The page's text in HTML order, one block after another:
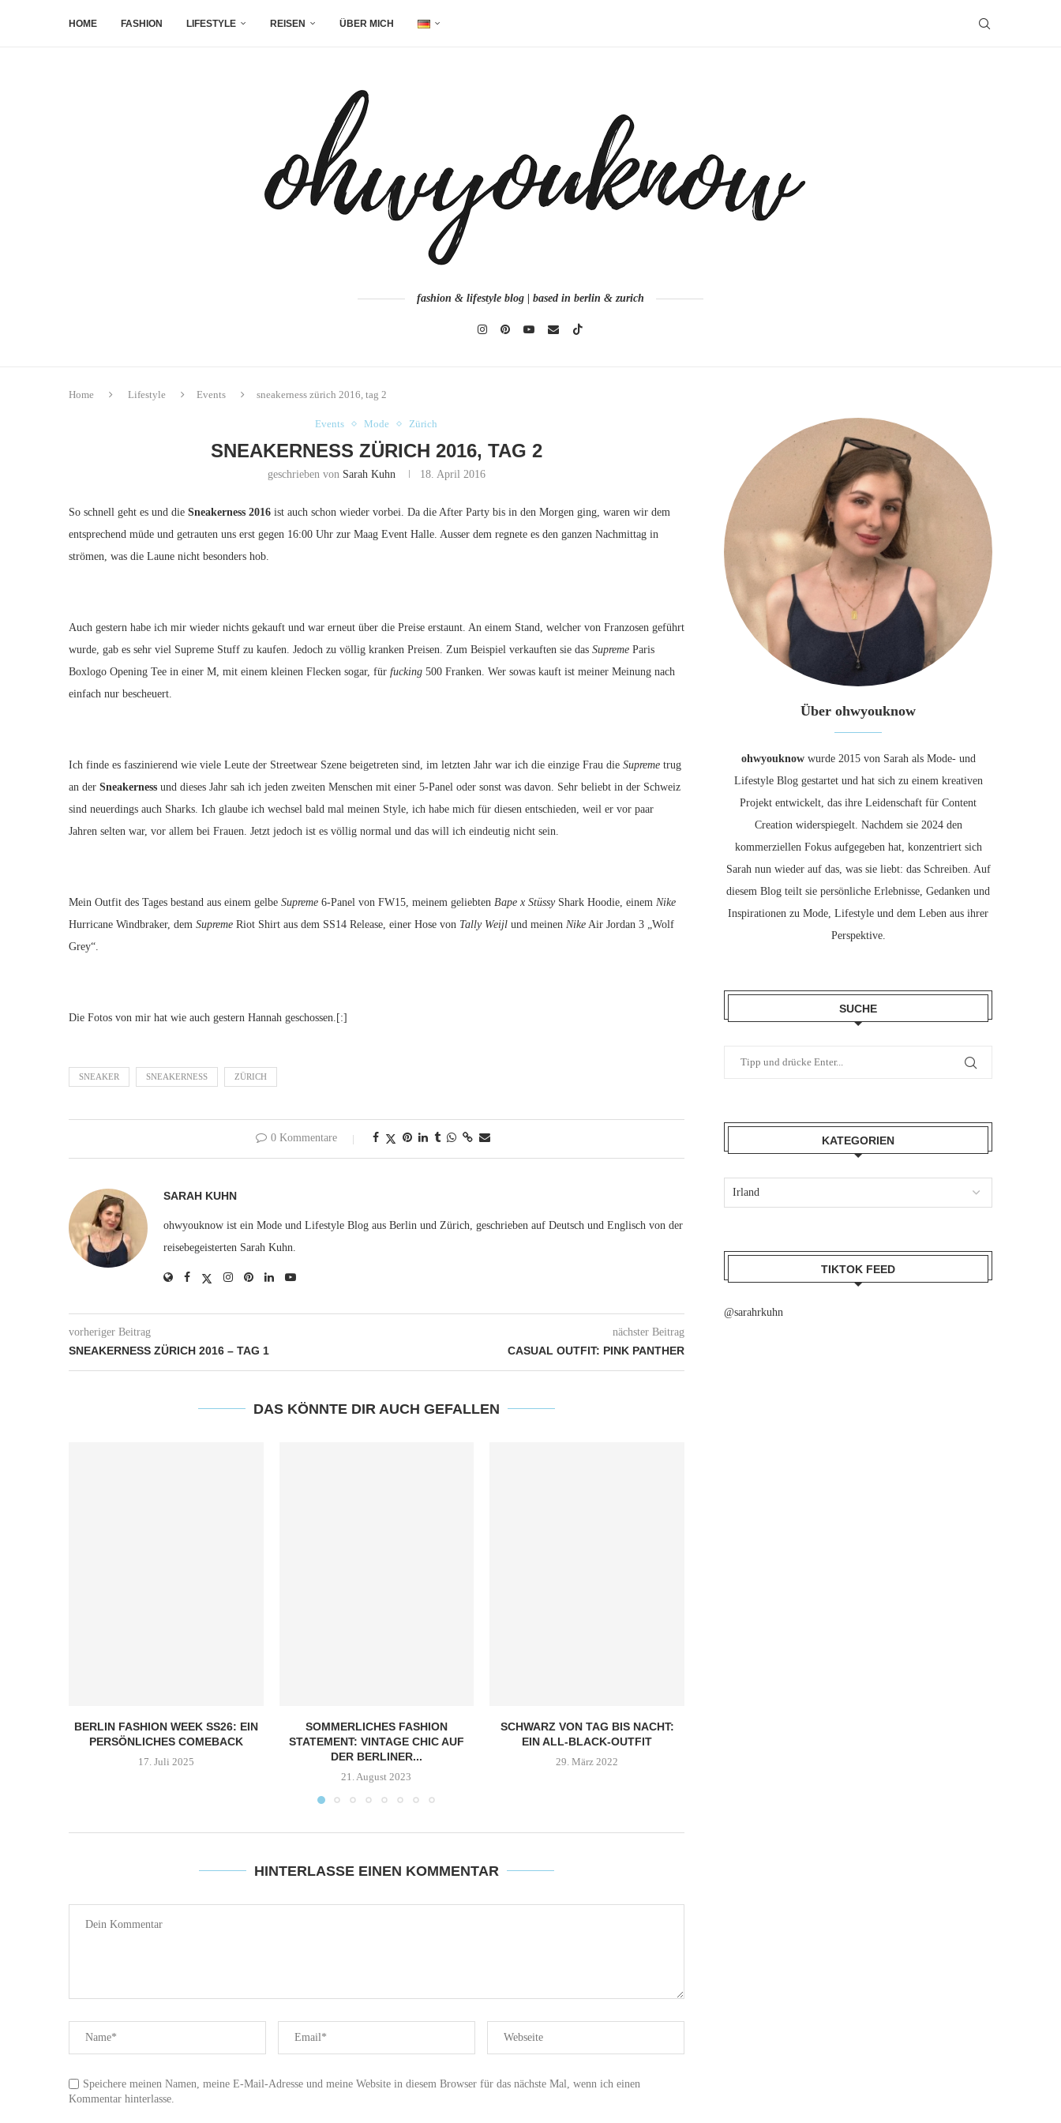
HOME FASHION LIFESTYLE REISEN ÜBER MICH
fashion & lifestyle blog | based in berlin & zurich
Home Lifestyle Events sneakerness zürich 2016, tag 2
Events Mode Zürich
SNEAKERNESS ZÜRICH 2016, TAG 2
geschrieben von Sarah Kuhn 18. April 2016
So schnell geht es und die Sneakerness 2016 ist auch schon wieder vorbei. Da die After Party bis in den Morgen ging, waren wir dem
entsprechend müde und getrauten uns erst gegen 16:00 Uhr zur Maag Event Halle. Ausser dem regnete es den ganzen Nachmittag in
strömen, was die Laune nicht besonders hob.
Auch gestern habe ich mir wieder nichts gekauft und war erneut über die Preise erstaunt. An einem Stand, welcher von Franzosen geführt
wurde, gab es sehr viel Supreme Stuff zu kaufen. Jedoch zu völlig kranken Preisen. Zum Beispiel verkauften sie das Supreme Paris
Boxlogo Opening Tee in einer M, mit einem kleinen Flecken sogar, für fucking 500 Franken. Wer sowas kauft ist meiner Meinung nach
einfach nur bescheuert.
Ich finde es faszinierend wie viele Leute der Streetwear Szene beigetreten sind, im letzten Jahr war ich die einzige Frau die Supreme trug
an der Sneakerness und dieses Jahr sah ich jeden zweiten Menschen mit einer 5-Panel oder sonst was davon. Sehr beliebt in der Schweiz
sind neuerdings auch Sharks. Ich glaube ich wechsel bald mal meinen Style, ich habe mich für diesen entschieden, weil er vor paar
Jahren selten war, vor allem bei Frauen. Jetzt jedoch ist es völlig normal und das will ich eindeutig nicht sein.
Mein Outfit des Tages bestand aus einem gelbe Supreme 6-Panel von FW15, meinem geliebten Bape x StüssyShark Hoodie, einem Nike
Hurricane Windbraker, dem Supreme Riot Shirt aus dem SS14 Release, einer Hose von Tally Weijl und meinen Nike Air Jordan 3 „Wolf
Grey“.
Die Fotos von mir hat wie auch gestern Hannah geschossen.[:]
SNEAKER SNEAKERNESS ZÜRICH
0 Kommentare
SARAH KUHN
ohwyouknow ist ein Mode und Lifestyle Blog aus Berlin und Zürich, geschrieben auf Deutsch und Englisch von der
reisebegeisterten Sarah Kuhn.
vorheriger Beitrag
SNEAKERNESS ZÜRICH 2016 – TAG 1
nächster Beitrag
CASUAL OUTFIT: PINK PANTHER
DAS KÖNNTE DIR AUCH GEFALLEN
BERLIN FASHION WEEK SS26: EIN
PERSÖNLICHES COMEBACK
17. Juli 2025
SOMMERLICHES FASHION
STATEMENT: VINTAGE CHIC AUF
DER BERLINER...
21. August 2023
SCHWARZ VON TAG BIS NACHT:
EIN ALL-BLACK-OUTFIT
29. März 2022
HINTERLASSE EINEN KOMMENTAR
Speichere meinen Namen, meine E-Mail-Adresse und meine Website in diesem Browser für das nächste Mal, wenn ich einen
Kommentar hinterlasse.
Über ohwyouknow
ohwyouknowwurde 2015 von Sarah als Mode- und
Lifestyle Blog gestartet und hat sich zu einem kreativen
Projekt entwickelt, das ihre Leidenschaft für Content
Creation widerspiegelt. Nachdem sie 2024 den
kommerziellen Fokus aufgegeben hat, konzentriert sich
Sarah nun wieder auf das, was sie liebt: das Schreiben. Auf
diesem Blog teilt sie persönliche Erlebnisse, Gedanken und
Inspirationen zu Mode, Lifestyle und dem Leben aus ihrer
Perspektive.
SUCHE
KATEGORIEN
TIKTOK FEED
@sarahrkuhn